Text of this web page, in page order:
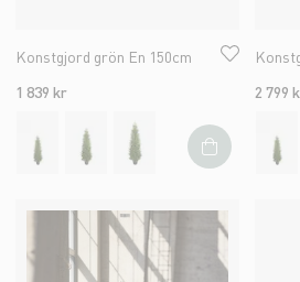
Konstgjord grön En 150cm
1 839 kr
2 799